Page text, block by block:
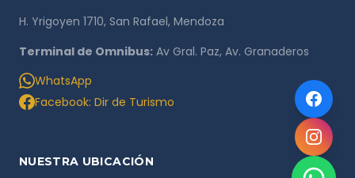
H. Yrigoyen 1710, San Rafael, Mendoza
Terminal de Omnibus: Av Gral. Paz, Av. Granaderos
WhatsApp
Facebook: Dir de Turismo
NUESTRA UBICACIÓN